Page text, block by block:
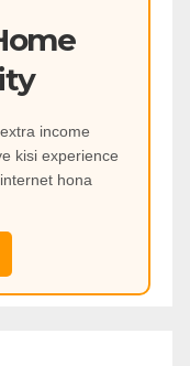
income
kisi experience
hona